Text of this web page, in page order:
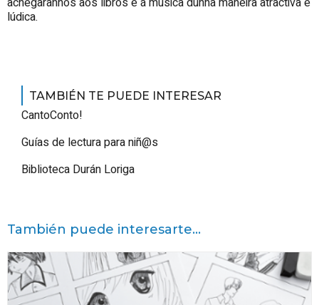
lúdica.
TAMBIÉN TE PUEDE INTERESAR
CantoConto!
Guías de lectura para niñ@s
Biblioteca Durán Loriga
También puede interesarte...